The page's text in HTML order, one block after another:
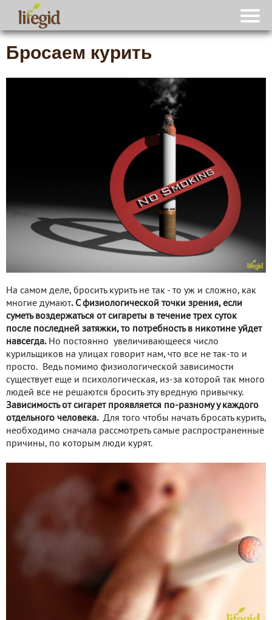
Бросаем курить
На самом деле, бросить курить не так - то уж и сложно, как
многие думают. С физиологической точки зрения, если
суметь воздержаться от сигареты в течение трех суток
после последней затяжки, то потребность в никотине уйдет
навсегда. Но постоянно увеличивающееся число
курильщиков на улицах говорит нам, что все не так-то и
просто. Ведь помимо физиологической зависимости
существует еще и психологическая, из-за которой так много
людей все не решаются бросить эту вредную привычку.
Зависимость от сигарет проявляется по-разному у каждого
отдельного человека.Для того чтобы начать бросать курить,
необходимо сначала рассмотреть самые распространенные
причины, по которым люди курят.